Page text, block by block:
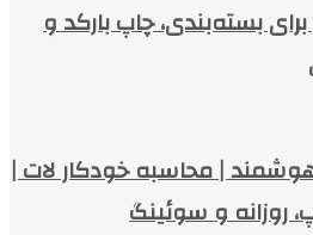
برای بسته‌بندی، چاپ بارکد و
| محاسبه خودکار لات |
روزانه و سوئینگ